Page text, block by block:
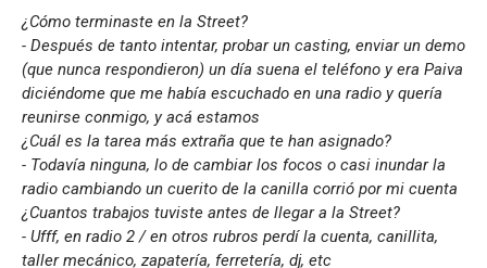
¿Cómo terminaste en la Street?
- Después de tanto intentar, probar un casting, enviar un demo
(que nunca respondieron) un día suena el teléfono y era Paiva
diciéndome que me había escuchado en una radio y quería
reunirse conmigo, y acá estamos
¿Cuál es la tarea más extraña que te han asignado?
- Todavía ninguna, lo de cambiar los focos o casi inundar la
radio cambiando un cuerito de la canilla corrió por mi cuenta
¿Cuantos trabajos tuviste antes de llegar a la Street?
- Ufff, en radio 2 / en otros rubros perdí la cuenta, canillita,
taller mecánico, zapatería, ferretería, dj, etc